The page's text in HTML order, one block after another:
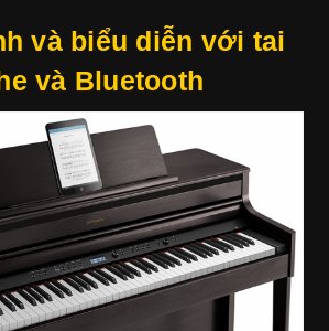
và biểu diễn với tai
và Bluetooth